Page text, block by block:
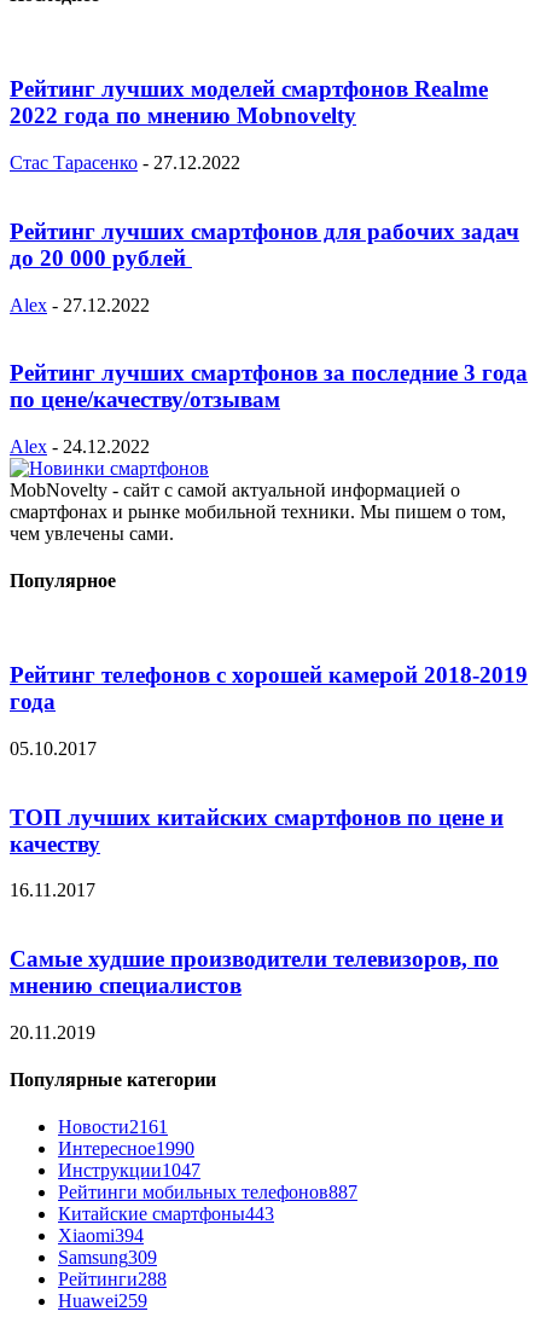
Рейтинг лучших моделей смартфонов Realme
2022 года по мнению Mobnovelty
Стас Тарасенко - 27.12.2022
Рейтинг лучших смартфонов для рабочих задач
до 20 000 рублей
Alex - 27.12.2022
Рейтинг лучших смартфонов за последние 3 года
по цене/качеству/отзывам
Alex - 24.12.2022
MobNovelty - сайт с самой актуальной информацией о
смартфонах и рынке мобильной техники. Мы пишем о том,
чем увлечены сами.
Популярное
Рейтинг телефонов с хорошей камерой 2018-2019
года
05.10.2017
ТОП лучших китайских смартфонов по цене и
качеству
16.11.2017
Самые худшие производители телевизоров, по
мнению специалистов
20.11.2019
Популярные категории
Новости2161
Интересное1990
Инструкции1047
Рейтинги мобильных телефонов887
Китайские смартфоны443
Xiaomi394
Samsung309
Рейтинги288
Huawei259